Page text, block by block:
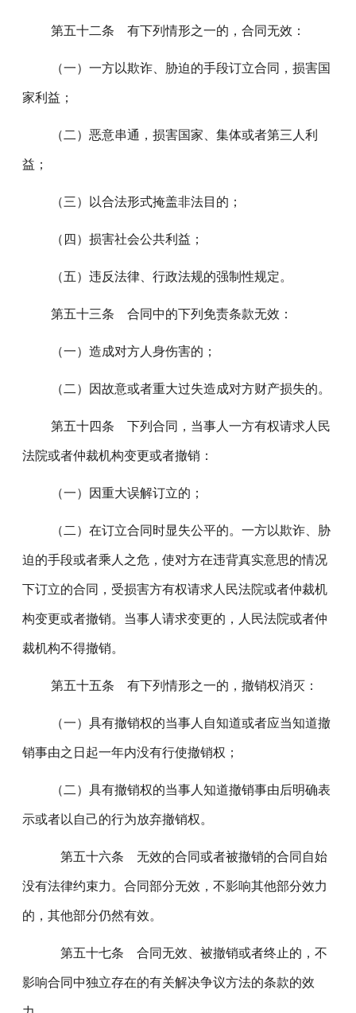
第五十二条 有下列情形之一的，合同无效：
（一）一方以欺诈、胁迫的手段订立合同，损害国
家利益；
（二）恶意串通，损害国家、集体或者第三人利
益；
（三）以合法形式掩盖非法目的；
（四）损害社会公共利益；
（五）违反法律、行政法规的强制性规定。
第五十三条 合同中的下列免责条款无效：
（一）造成对方人身伤害的；
（二）因故意或者重大过失造成对方财产损失的。
第五十四条 下列合同，当事人一方有权请求人民
法院或者仲裁机构变更或者撤销：
（一）因重大误解订立的；
（二）在订立合同时显失公平的。一方以欺诈、胁
迫的手段或者乘人之危，使对方在违背真实意思的情况
下订立的合同，受损害方有权请求人民法院或者仲裁机
构变更或者撤销。当事人请求变更的，人民法院或者仲
裁机构不得撤销。
第五十五条 有下列情形之一的，撤销权消灭：
（一）具有撤销权的当事人自知道或者应当知道撤
销事由之日起一年内没有行使撤销权；
（二）具有撤销权的当事人知道撤销事由后明确表
示或者以自己的行为放弃撤销权。
第五十六条 无效的合同或者被撤销的合同自始
没有法律约束力。合同部分无效，不影响其他部分效力
的，其他部分仍然有效。
第五十七条 合同无效、被撤销或者终止的，不
影响合同中独立存在的有关解决争议方法的条款的效